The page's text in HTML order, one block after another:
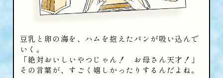
豆乳と卵の海を、ハムを抱えたパンが吸い込んで
いく。
「絶対おいしいやつじゃん！ お母さん天才！」
その言葉が、すごく嬉しかったりするんだよね。